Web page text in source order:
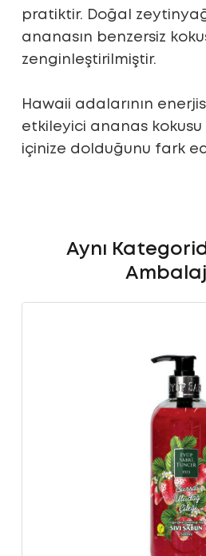
pratiktir. Doğal
ananasın benzersiz
zenginleştirilmiştir.
Hawaii adalarının
etkileyici ananas kokusu
içinize dolduğunu fark
Aynı